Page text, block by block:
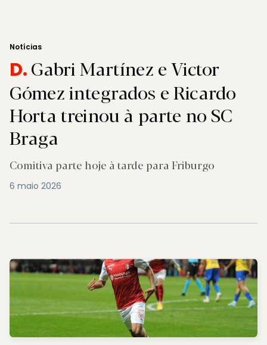
Notícias
D.Gabri Martínez e Victor
Gómez integrados e Ricardo
Horta treinou à parte no SC
Braga
Comitiva parte hoje à tarde para Friburgo
6 maio 2026